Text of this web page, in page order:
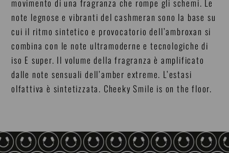
movimento di una fragranza che rompe gli schemi. Le
note legnose e vibranti del cashmeran sono la base su
cui il ritmo sintetico e provocatorio dell’ambroxan si
combina con le note ultramoderne e tecnologiche di
iso E super. Il volume della fragranza è amplificato
dalle note sensuali dell’amber extreme. L’estasi
olfattiva è sintetizzata. Cheeky Smile is on the floor.